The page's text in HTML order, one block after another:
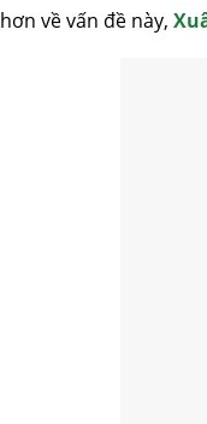
hơn về vấn đề này,